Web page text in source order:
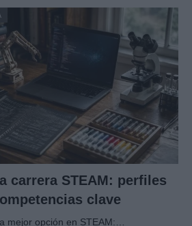
carrera STEAM: perfiles
clave
mejor opción en STEAM:…